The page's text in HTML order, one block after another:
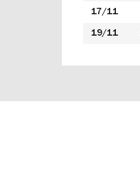
17/11
19/11